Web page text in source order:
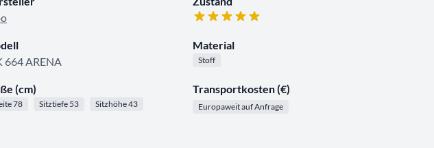
664 ARENA
Material
Stoff
(cm)
78 Sitztiefe 53 Sitzhöhe 43
Transportkosten (€)
Europaweit auf Anfrage